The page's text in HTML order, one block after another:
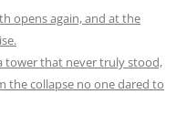
opens again, and at the
tower that never truly stood,
the collapse no one dared to